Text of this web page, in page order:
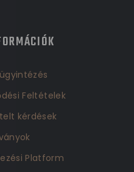
Feltételek
kérdések
Platform